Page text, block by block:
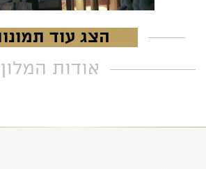
הצג עוד
אודות המלון